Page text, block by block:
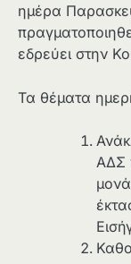
ημέρα
εδρεύει στην
Τα θέματα
ΑΔΣ